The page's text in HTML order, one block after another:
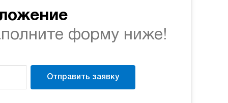
91 625 руб
ручной
форму ниже!
Отправить заявку